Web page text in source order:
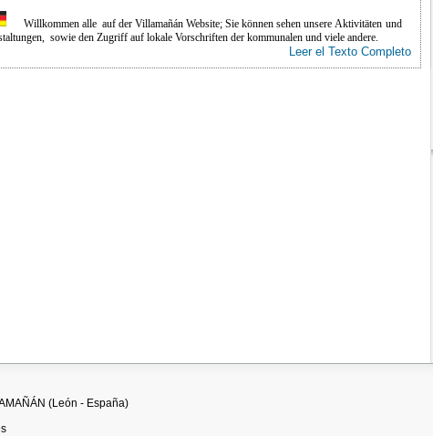
Willkommen alle auf der Villamañán Website; Sie können sehen unsere Aktivitäten und
sowie den Zugriff auf lokale Vorschriften der kommunalen und viele andere.
Leer el Texto Completo
(León - España)